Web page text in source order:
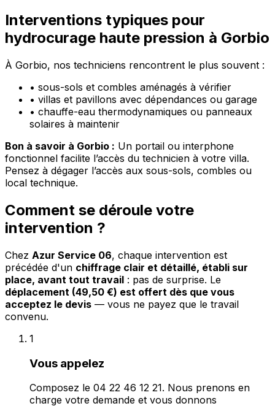
Interventions typiques pour
hydrocurage haute pression à Gorbio
À Gorbio, nos techniciens rencontrent le plus souvent :
• sous-sols et combles aménagés à vérifier
• villas et pavillons avec dépendances ou garage
• chauffe-eau thermodynamiques ou panneaux
solaires à maintenir
Bon à savoir à Gorbio : Un portail ou interphone
fonctionnel facilite l’accès du technicien à votre villa.
Pensez à dégager l’accès aux sous-sols, combles ou
local technique.
Comment se déroule votre
intervention ?
Chez Azur Service 06, chaque intervention est
précédée d'un chiffrage clair et détaillé, établi sur
place, avant tout travail : pas de surprise. Le
déplacement (49,50 €) est offert dès que vous
acceptez le devis — vous ne payez que le travail
convenu.
1
Vous appelez
Composez le 04 22 46 12 21. Nous prenons en
charge votre demande et vous donnons